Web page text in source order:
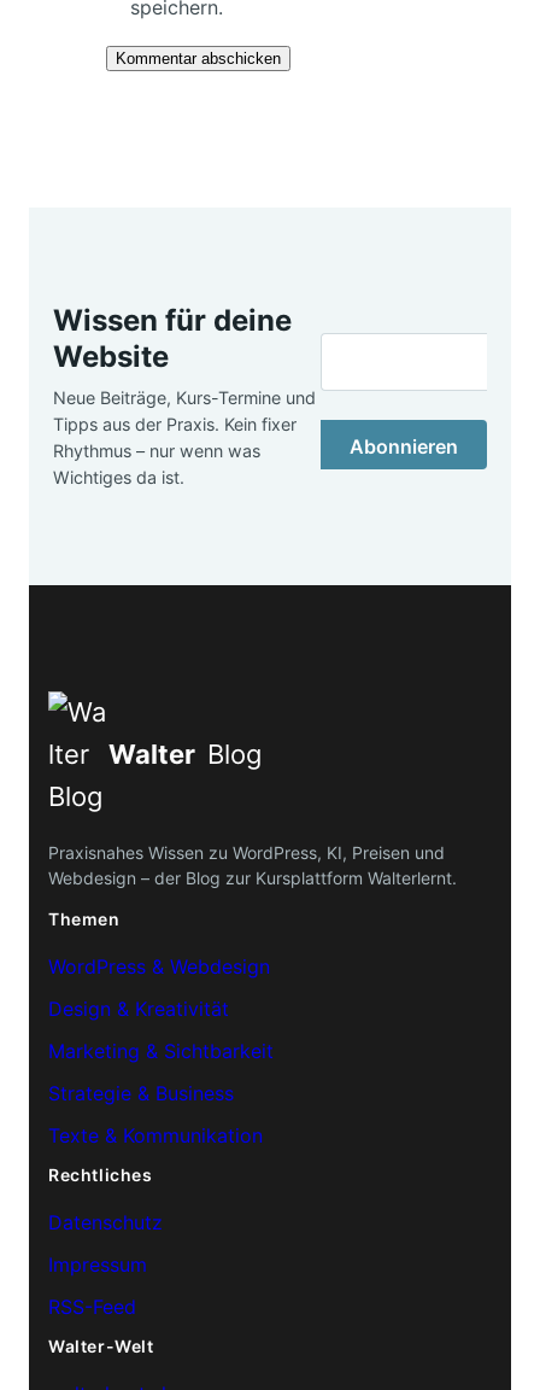
speichern.
Wissen für deine
Website
Neue Beiträge, Kurs-Termine und
Tipps aus der Praxis. Kein fixer
Rhythmus – nur wenn was
Wichtiges da ist.
Abonnieren
Walter Blog
Praxisnahes Wissen zu WordPress, KI, Preisen und
Webdesign – der Blog zur Kursplattform Walterlernt.
Themen
WordPress & Webdesign
Design & Kreativität
Marketing & Sichtbarkeit
Strategie & Business
Texte & Kommunikation
Rechtliches
Datenschutz
Impressum
RSS-Feed
Walter-Welt